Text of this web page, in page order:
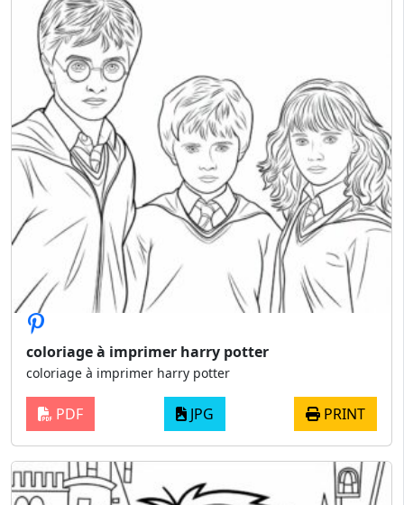
coloriage à imprimer harry potter
coloriage à imprimer harry potter
PDF JPG PRINT